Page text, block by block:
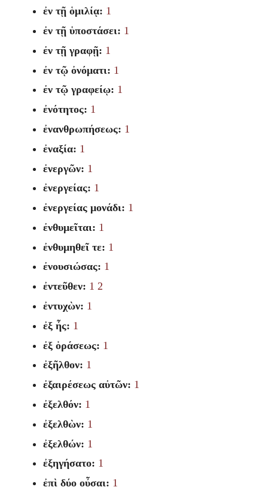
ἐν τῇ ὁμιλίᾳ: 1
ἐν τῇ ὑποστάσει: 1
ἐν τῇ γραφῇ: 1
ἐν τῷ ὀνόματι: 1
ἐν τῷ γραφείῳ: 1
ἐνότητος: 1
ἐνανθρωπήσεως: 1
ἐναξία: 1
ἐνεργῶν: 1
ἐνεργείας: 1
ἐνεργείας μονάδι: 1
ἐνθυμεῖται: 1
ἐνθυμηθεῖ τε: 1
ἐνουσιώσας: 1
ἐντεῦθεν: 1 2
ἐντυχὼν: 1
ἐξ ἧς: 1
ἐξ ὁράσεως: 1
ἐξῆλθον: 1
ἐξαιρέσεως αὐτῶν: 1
ἐξελθόν: 1
ἐξελθὼν: 1
ἐξελθών: 1
ἐξηγήσατο: 1
ἐπὶ δύο οὖσαι: 1